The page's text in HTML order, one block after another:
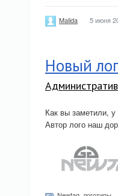
Malida 5 июня
Новый
Как вы заметили,
Автор лого наш